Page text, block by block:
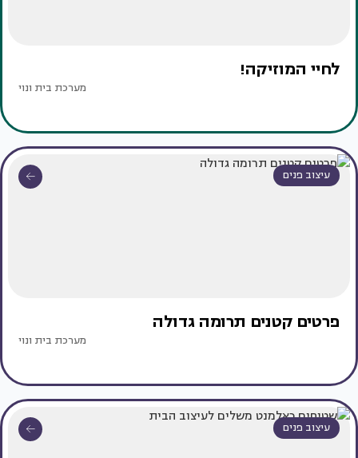
לחיי המוזיקה!
מערכת בית ונוי
עיצוב פנים
פרטים קטנים תרומה גדולה
מערכת בית ונוי
עיצוב פנים